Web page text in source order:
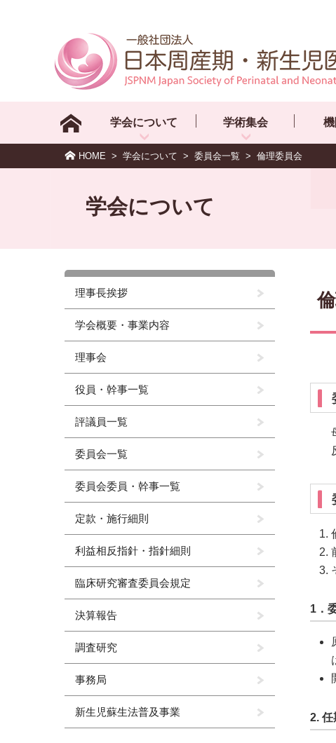
学会について 学術集会
HOME > 学会について > 委員会一覧 > 倫理委員会
学会について
理事長挨拶
学会概要・事業内容
理事会
役員・幹事一覧
評議員一覧
委員会一覧
委員会委員・幹事一覧
定款・施行細則
利益相反指針・指針細則
臨床研究審査委員会規定
決算報告
調査研究
事務局
新生児蘇生法普及事業
1．
2. 任